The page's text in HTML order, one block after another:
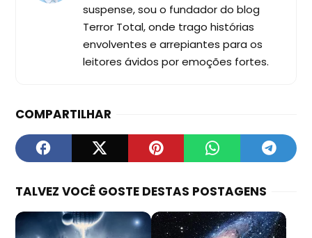
suspense, sou o fundador do blog
Terror Total, onde trago histórias
envolventes e arrepiantes para os
leitores ávidos por emoções fortes.
COMPARTILHAR
TALVEZ VOCÊ GOSTE DESTAS POSTAGENS